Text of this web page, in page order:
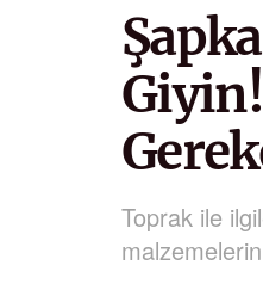
Toprak ile